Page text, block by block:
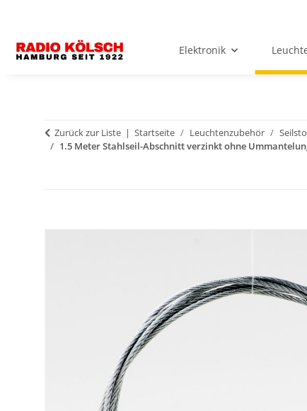
Elektronik
Zurück zur Liste Startseite Leuchtenzubehör
1.5 Meter Stahlseil-Abschnitt verzinkt ohne